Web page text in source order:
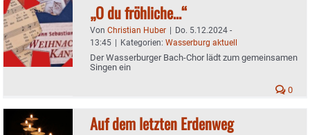
„O du fröhliche…“
Von Christian Huber | Do. 5.12.2024 -
13:45 | Kategorien: Wasserburg aktuell
Der Wasserburger Bach-Chor lädt zum gemeinsamen
Singen ein
0
Auf dem letzten Erdenweg